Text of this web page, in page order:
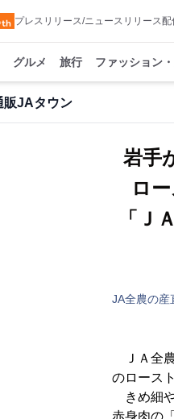
プレスリリース/ニュースリリース
グルメ 旅行 ファッション
販JAタウン
岩手
ロ
「Ｊ
JA全農の産
ＪＡ全
のロース
きめ細
赤身肉の